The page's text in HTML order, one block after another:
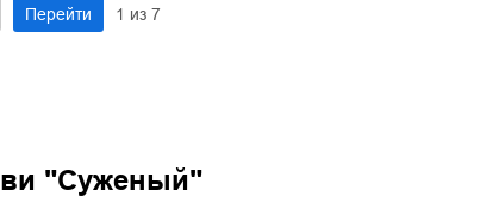
Перейти 1 из 7
"Суженый"